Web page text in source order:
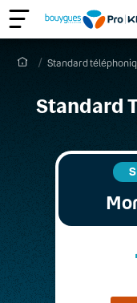
Standard
Standard